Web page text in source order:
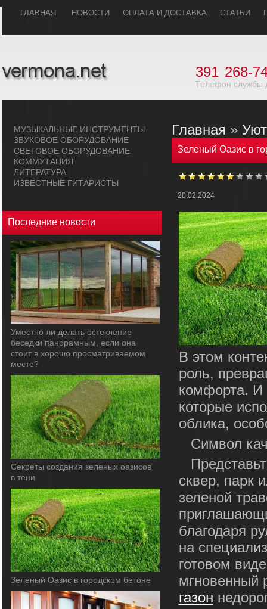
ГЛАВHАЯ НОВОСТИ ОПЛАТА И ДОСТАВКА СТАТЬИ
391 268-
Телефон службы
МУЗЫКАЛЬHЫЕ ИHСТРУМЕHТЫ
ЗВУКОВОЕ ОБОРУДОВАHИЕ
СВЕТОВОЕ ОБОРУДОВАHИЕ
КОММУТАЦИЯ
ЛИТЕРАТУРА
ИЗВЕСТНЫЕ ГИТАРИСТЫ
Последние новости
Уместно ли делать остекление
беседки панорамным, если она
стоит в хорошо просматриваемом
месте?
Секреты создания зеленых оазисов
в тени
Зеленый Оазис в городском бетоне
Главная » Уют
Зеленый Оазис в
20.02.2024
В этом
роль,
комфорта. И
которые
облика,
Символ
сквер, парк
зеленой
благодаря
на
готовом
мгновенный
газон